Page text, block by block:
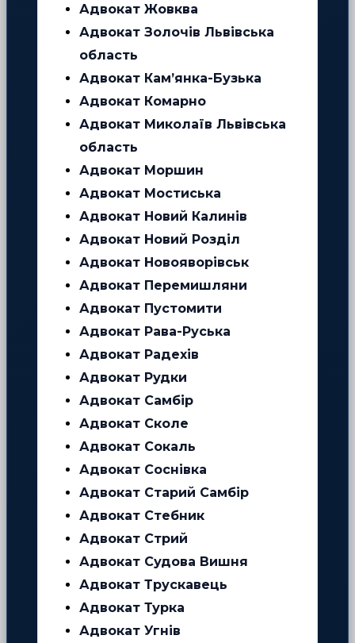
Адвокат Жовква
Адвокат Золочів Львівська
область
Адвокат Кам’янка-Бузька
Адвокат Комарно
Адвокат Миколаїв Львівська
область
Адвокат Моршин
Адвокат Мостиська
Адвокат Новий Калинів
Адвокат Новий Розділ
Адвокат Новояворівськ
Адвокат Перемишляни
Адвокат Пустомити
Адвокат Рава-Руська
Адвокат Радехів
Адвокат Рудки
Адвокат Самбір
Адвокат Сколе
Адвокат Сокаль
Адвокат Соснівка
Адвокат Старий Самбір
Адвокат Стебник
Адвокат Стрий
Адвокат Судова Вишня
Адвокат Трускавець
Адвокат Турка
Адвокат Угнів